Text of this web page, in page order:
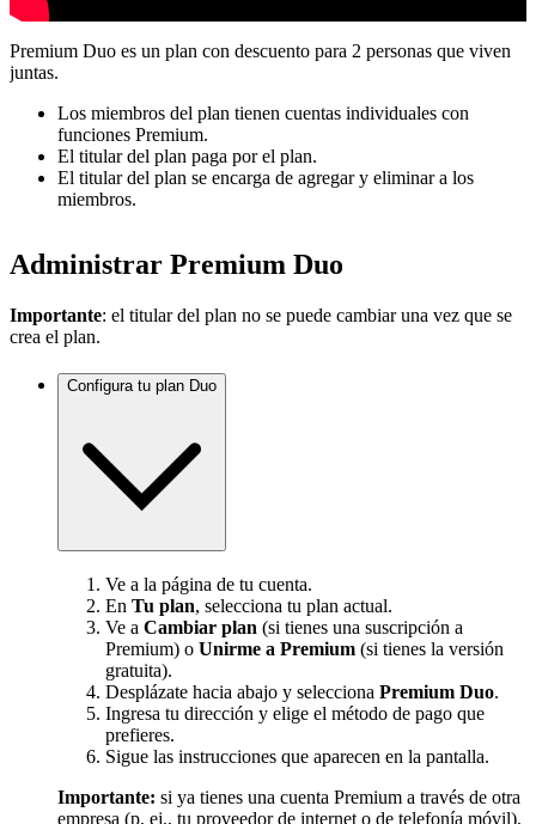
Premium Duo es un plan con descuento para 2 personas que viven
juntas.
Los miembros del plan tienen cuentas individuales con
funciones Premium.
El titular del plan paga por el plan.
El titular del plan se encarga de agregar y eliminar a los
miembros.
Administrar Premium Duo
Importante: el titular del plan no se puede cambiar una vez que se
crea el plan.
Configura tu plan Duo
Ve a la página de tu cuenta.
En Tu plan, selecciona tu plan actual.
Ve a Cambiar plan (si tienes una suscripción a
Premium) o Unirme a Premium (si tienes la versión
gratuita).
Desplázate hacia abajo y selecciona Premium Duo.
Ingresa tu dirección y elige el método de pago que
prefieres.
Sigue las instrucciones que aparecen en la pantalla.
Importante: si ya tienes una cuenta Premium a través de otra
empresa (p. ej., tu proveedor de internet o de telefonía móvil),